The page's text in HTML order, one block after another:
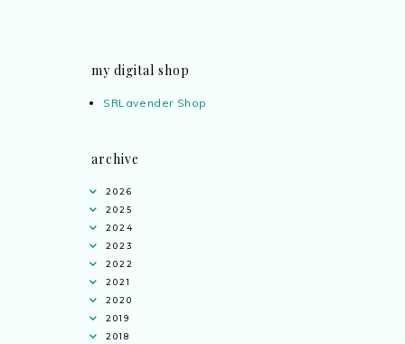
my digital shop
SRLavender Shop
archive
2026
2025
2024
2023
2022
2021
2020
2019
2018